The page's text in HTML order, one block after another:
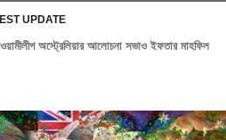
UPDATE
অস্ট্রেলিয়ার আলোচনা সভাও ইফতার মাহফিল